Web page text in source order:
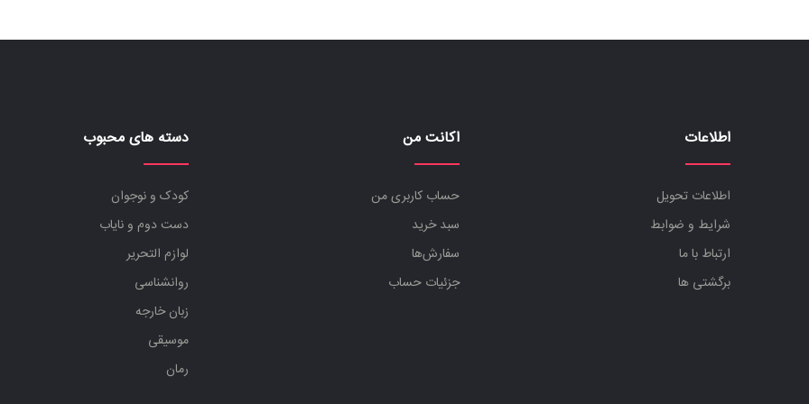
اطلاعات
اطلاعات تحویل
شرایط و ضوابط
ارتباط با ما
برگشتی ها
اکانت من
حساب کاربری من
سبد خرید
سفارش‌ها
جزئیات حساب
دسته های محبوب
کودک و نوجوان
دست دوم و نایاب
لوازم التحریر
روانشناسی
زبان خارجه
موسیقی
رمان